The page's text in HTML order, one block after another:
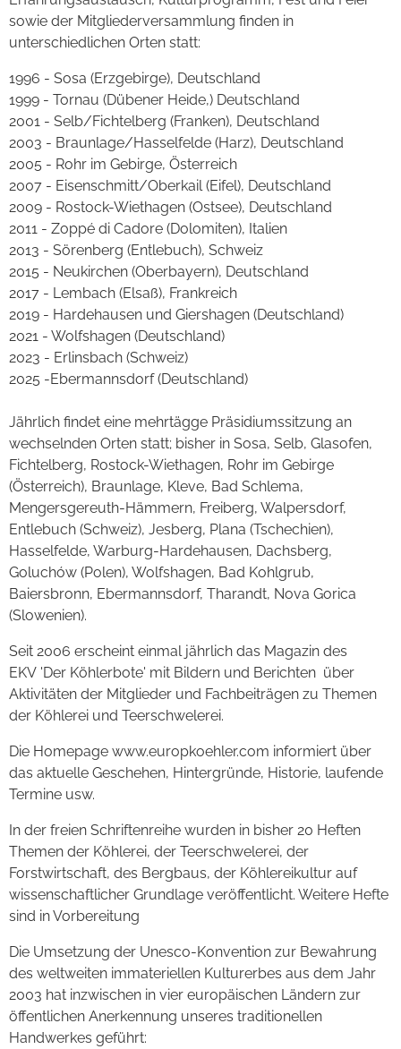
sowie der Mitgliederversammlung finden in
unterschiedlichen Orten statt:
1996 - Sosa (Erzgebirge), Deutschland
1999 - Tornau (Dübener Heide,) Deutschland
2001 - Selb/Fichtelberg (Franken), Deutschland
2003 - Braunlage/Hasselfelde (Harz), Deutschland
2005 - Rohr im Gebirge, Österreich
2007 - Eisenschmitt/Oberkail (Eifel), Deutschland
2009 - Rostock-Wiethagen (Ostsee), Deutschland
2011 - Zoppé di Cadore (Dolomiten), Italien
2013 - Sörenberg (Entlebuch), Schweiz
2015 - Neukirchen (Oberbayern), Deutschland
2017 - Lembach (Elsaß), Frankreich
2019 - Hardehausen und Giershagen (Deutschland)
2021 - Wolfshagen (Deutschland)
2023 - Erlinsbach (Schweiz)
2025 -Ebermannsdorf (Deutschland)
Jährlich findet eine mehrtägge Präsidiumssitzung an
wechselnden Orten statt; bisher in Sosa, Selb, Glasofen,
Fichtelberg, Rostock-Wiethagen, Rohr im Gebirge
(Österreich), Braunlage, Kleve, Bad Schlema,
Mengersgereuth-Hämmern, Freiberg, Walpersdorf,
Entlebuch (Schweiz), Jesberg, Plana (Tschechien),
Hasselfelde, Warburg-Hardehausen, Dachsberg,
Goluchów (Polen), Wolfshagen, Bad Kohlgrub,
Baiersbronn, Ebermannsdorf, Tharandt, Nova Gorica
(Slowenien).
Seit 2006 erscheint einmal jährlich das Magazin des
EKV 'Der Köhlerbote' mit Bildern und Berichten über
Aktivitäten der Mitglieder und Fachbeiträgen zu Themen
der Köhlerei und Teerschwelerei.
Die Homepage www.europkoehler.com informiert über
das aktuelle Geschehen, Hintergründe, Historie, laufende
Termine usw.
In der freien Schriftenreihe wurden in bisher 20 Heften
Themen der Köhlerei, der Teerschwelerei, der
Forstwirtschaft, des Bergbaus, der Köhlereikultur auf
wissenschaftlicher Grundlage veröffentlicht. Weitere Hefte
sind in Vorbereitung
Die Umsetzung der Unesco-Konvention zur Bewahrung
des weltweiten immateriellen Kulturerbes aus dem Jahr
2003 hat inzwischen in vier europäischen Ländern zur
öffentlichen Anerkennung unseres traditionellen
Handwerkes geführt: